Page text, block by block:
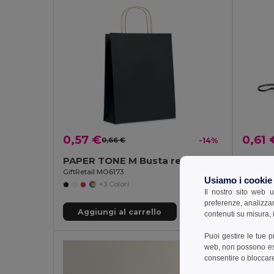
0,57 €0,66 € -14%
GiftRetail MO6173
+3 Colori
Aggiungi al carrello
0,61
Usiamo i cookie
Il nostro sito web
preferenze,
contenuti su misura,
Puoi gestire le tue
web, non possono
consentire o